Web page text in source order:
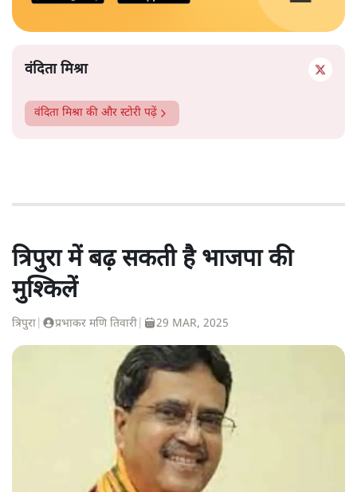
वंदिता मिश्रा
वंदिता मिश्रा की और स्टोरी पढ़ें
त्रिपुरा में बढ़ सकती है भाजपा की
मुश्किलें
त्रिपुरा प्रभाकर मणि तिवारी 29 MAR, 2025